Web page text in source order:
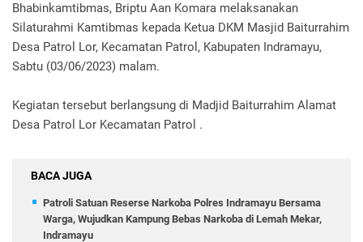
Bhabinkamtibmas, Briptu Aan Komara melaksanakan
Silaturahmi Kamtibmas kepada Ketua DKM Masjid Baiturrahim
Desa Patrol Lor, Kecamatan Patrol, Kabupaten Indramayu,
Sabtu (03/06/2023) malam.
Kegiatan tersebut berlangsung di Madjid Baiturrahim Alamat
Desa Patrol Lor Kecamatan Patrol .
BACA JUGA
Patroli Satuan Reserse Narkoba Polres Indramayu Bersama
Warga, Wujudkan Kampung Bebas Narkoba di Lemah Mekar,
Indramayu